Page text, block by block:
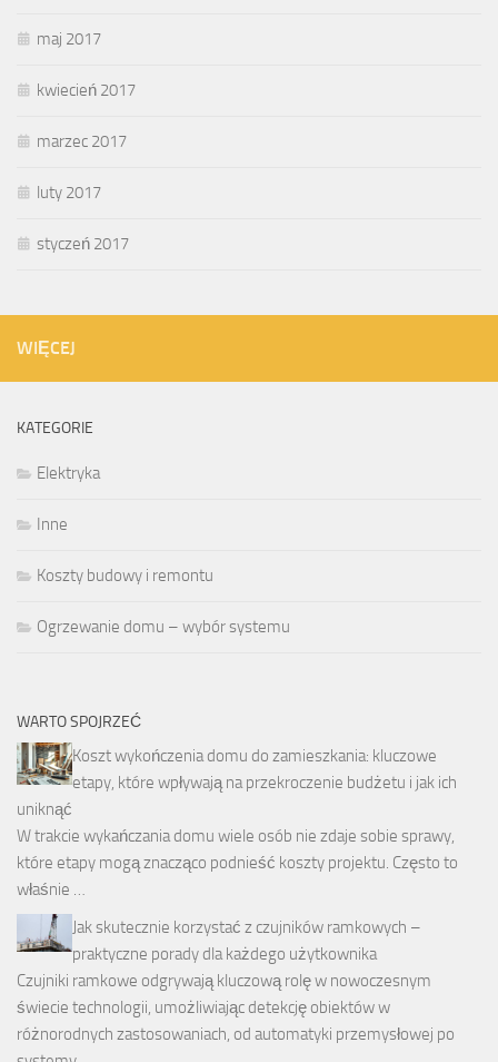
maj 2017
kwiecień 2017
marzec 2017
luty 2017
styczeń 2017
WIĘCEJ
KATEGORIE
Elektryka
Inne
Koszty budowy i remontu
Ogrzewanie domu – wybór systemu
WARTO SPOJRZEĆ
Koszt wykończenia domu do zamieszkania: kluczowe
etapy, które wpływają na przekroczenie budżetu i jak ich
uniknąć
W trakcie wykańczania domu wiele osób nie zdaje sobie sprawy,
które etapy mogą znacząco podnieść koszty projektu. Często to
właśnie …
Jak skutecznie korzystać z czujników ramkowych –
praktyczne porady dla każdego użytkownika
Czujniki ramkowe odgrywają kluczową rolę w nowoczesnym
świecie technologii, umożliwiając detekcję obiektów w
różnorodnych zastosowaniach, od automatyki przemysłowej po